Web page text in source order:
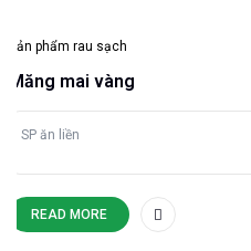
Sản phẩm rau sạch
Măng mai vàng
SP ăn liền
READ MORE